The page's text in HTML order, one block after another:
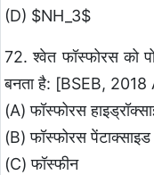
(D) $NH_3$
72. श्वेत फॉस्फोरस को
बनता है: [BSEB, 2018
(A) फॉस्फोरस
(B) फॉस्फोरस पेंटाक्साइड
(C) फॉस्फीन